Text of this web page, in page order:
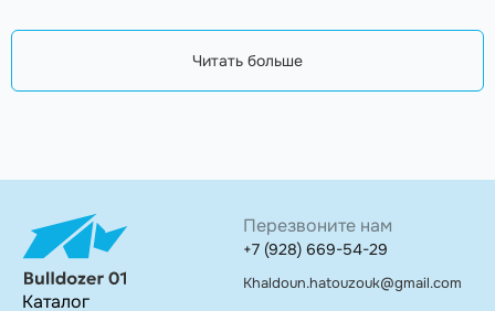
Читать больше
Каталог
Перезвоните нам
+7 (928) 669-54-29
Khaldoun.hatouzouk@gmail.com